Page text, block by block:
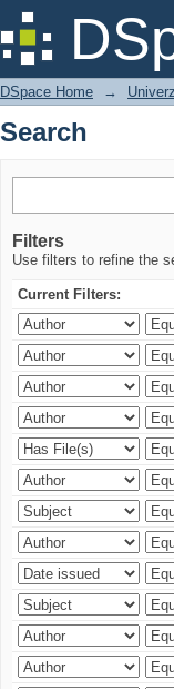
Search
DSpace Home →
Search
Filters
Use filters to refine the
Current Filters: